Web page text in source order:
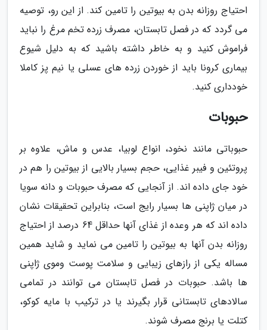
احتیاج روزانه بدن به بیوتین را تامین کند. از این رو، توصیه
می گردد که در فصل تابستان، مصرف زرده تخم مرغ را نباید
فراموش کنید و به خاطر داشته باشید که به دلیل شیوع
بیماری کرونا باید از خوردن زرده های عسلی یا نیم پز کاملا
خودداری کنید.
حبوبات
حبوباتی مانند نخود، انواع لوبیا، عدس و ماش، علاوه بر
پروتئین و فیبر غذایی، حجم بسیار بالایی از بیوتین را هم در
خود جای داده اند. از آنجایی که مصرف حبوبات و دانه سویا
در میان ژاپنی ها بسیار رایج است، بنابراین تحقیقات نشان
داده اند که هر وعده از غذای آنها حداقل 64 درصد از احتیاج
روزانه بدن آنها به بیوتین را تامین می نماید و شاید همین
مساله یکی از رازهای زیبایی و سلامت پوست وموی ژاپنی
ها باشد. حبوبات در فصل تابستان می توانند در تمامی
سالادهای تابستانی قرار بگیرند یا در ترکیب با مایه کوکو،
کتلت یا برنج مصرف شوند.